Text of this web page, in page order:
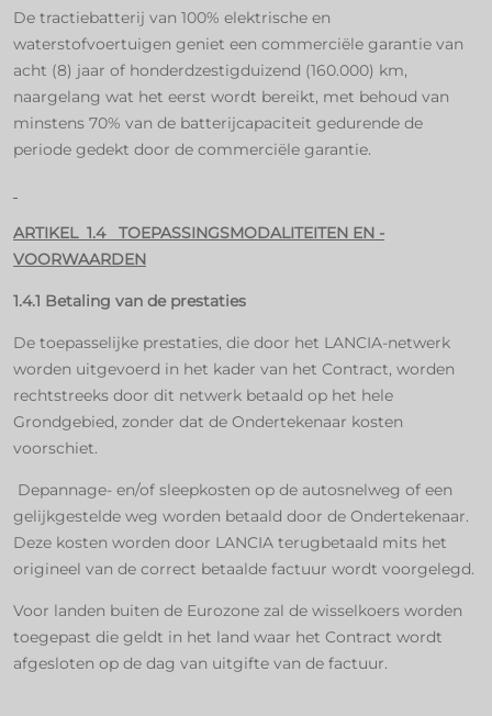
De tractiebatterij van 100% elektrische en
waterstofvoertuigen geniet een commerciële garantie van
acht (8) jaar of honderdzestigduizend (160.000) km,
naargelang wat het eerst wordt bereikt, met behoud van
minstens 70% van de batterijcapaciteit gedurende de
periode gedekt door de commerciële garantie.
ARTIKEL 1.4 TOEPASSINGSMODALITEITEN EN -
VOORWAARDEN
1.4.1 Betaling van de prestaties
De toepasselijke prestaties, die door het LANCIA-netwerk
worden uitgevoerd in het kader van het Contract, worden
rechtstreeks door dit netwerk betaald op het hele
Grondgebied, zonder dat de Ondertekenaar kosten
voorschiet.
Depannage- en/of sleepkosten op de autosnelweg of een
gelijkgestelde weg worden betaald door de Ondertekenaar.
Deze kosten worden door LANCIA terugbetaald mits het
origineel van de correct betaalde factuur wordt voorgelegd.
Voor landen buiten de Eurozone zal de wisselkoers worden
toegepast die geldt in het land waar het Contract wordt
afgesloten op de dag van uitgifte van de factuur.